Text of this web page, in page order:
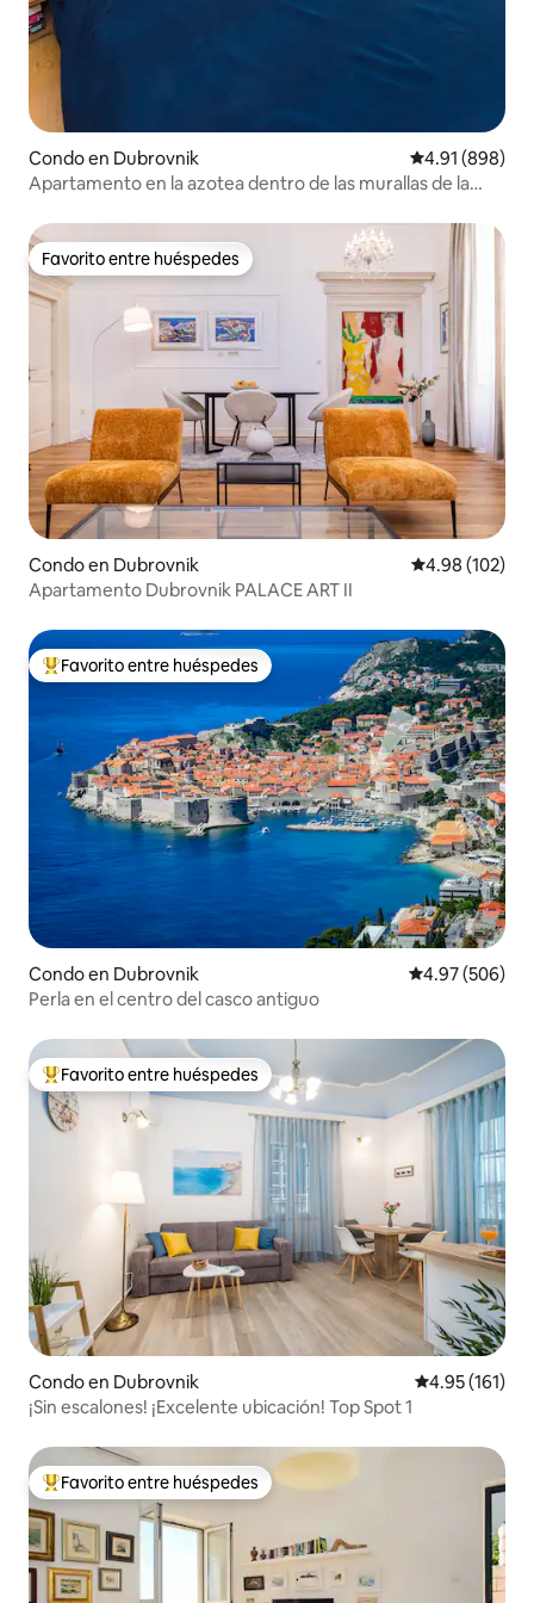
Condo en Dubrovnik Calificación
4.91 (898)
Apartamento en la azotea dentro de las murallas de la
Favorito entre huéspedes
Favorito entre huéspedes
Condo en Dubrovnik Calificación
4.98 (102)
Apartamento Dubrovnik PALACE ART II
Favorito entre huéspedes preferido
Favorito entre huéspedes
Condo en Dubrovnik Calificación
4.97 (506)
Perla en el centro del casco antiguo
Favorito entre huéspedes preferido
Favorito entre huéspedes
Condo en Dubrovnik Calificación
4.95 (161)
¡Sin escalones! ¡Excelente ubicación! Top Spot 1
Favorito entre huéspedes preferido
Favorito entre huéspedes